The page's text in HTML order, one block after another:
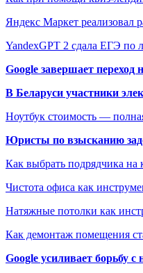
Яндекс Маркет реализовал
YandexGPT 2 сдала ЕГЭ по
Google завершает
В Беларуси участники
Ноутбук стоимость —
Юристы по взысканию
Как выбрать подрядчика на
Чистота офиса как
Натяжные потолки как
Как демонтаж помещения
Google усиливает борьбу